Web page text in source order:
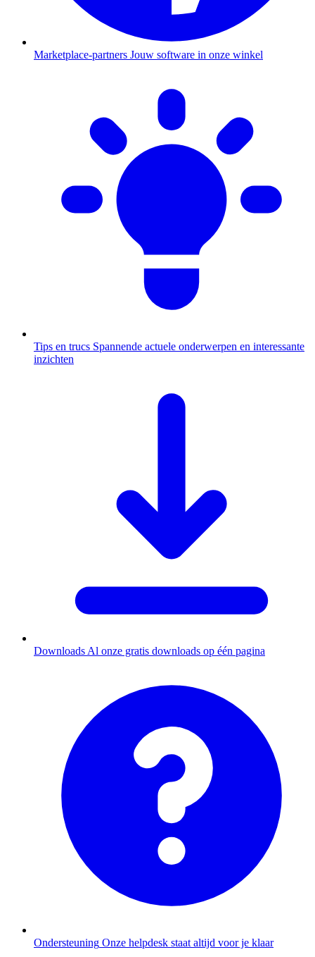
Marketplace-partners Jouw software in onze winkel
Tips en trucs Spannende actuele onderwerpen en interessante
inzichten
Downloads Al onze gratis downloads op één pagina
Ondersteuning Onze helpdesk staat altijd voor je klaar